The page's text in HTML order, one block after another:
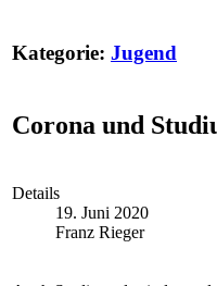
Kategorie: Jugend
Corona und
Details
19. Juni 2020
Franz Rieger